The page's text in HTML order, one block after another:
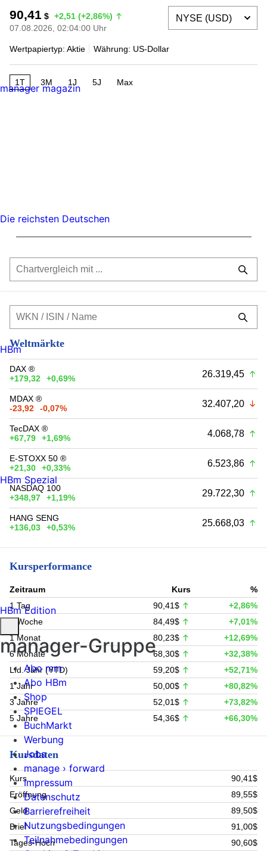
90,41 $ +2,51 (+2,86%)
07.08.2026, 02:04:00 Uhr
Wertpapiertyp: Aktie Währung: US-Dollar
1T 3M 1J 5J Max
Weltmärkte
DAX ®
+179,32
+0,69% 26.319,45
MDAX ®
-23,92
-0,07% 32.407,20
TecDAX ®
+67,79
+1,69% 4.068,78
E-STOXX 50 ®
+21,30
+0,33% 6.523,86
NASDAQ 100
+348,97
+1,19% 29.722,30
HANG SENG
+136,03
+0,53% 25.668,03
Kursperformance
Zeitraum Kurs
%
1 Tag
90,41$
+2,86%
1 Woche
84,49$
+7,01%
1 Monat
80,23$
+12,69%
6 Monate
68,30$
+32,38%
Lfd. Jahr (YTD)
59,20$
+52,71%
1 Jahr
50,00$
+80,82%
3 Jahre
52,01$
+73,82%
5 Jahre
54,36$ +66,30%
Kursdaten
Kurs
90,41$
Eröffnung
89,55$
Geld
89,50$
Brief
91,00$
Tages-Hoch
90,60$
manager magazin
Die reichsten Deutschen
HBm
HBm Spezial
HBm Edition
manager-Gruppe
Abo mm
Abo HBm
Shop
SPIEGEL
BuchMarkt
Werbung
Jobs
manage › forward
Impressum
Datenschutz
Barrierefreiheit
Nutzungsbedingungen
Teilnahmebedingungen